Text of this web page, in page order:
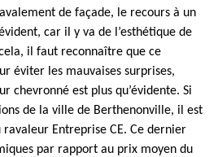
de façade, le recours à un
car il y va de l’esthétique de
il faut reconnaître que ce
éviter les mauvaises surprises,
chevronné est plus qu’évidente. Si
de la ville de Berthenonville, il est
ravaleur Entreprise CE. Ce dernier
par rapport au prix moyen du